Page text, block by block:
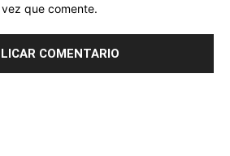
que comente.